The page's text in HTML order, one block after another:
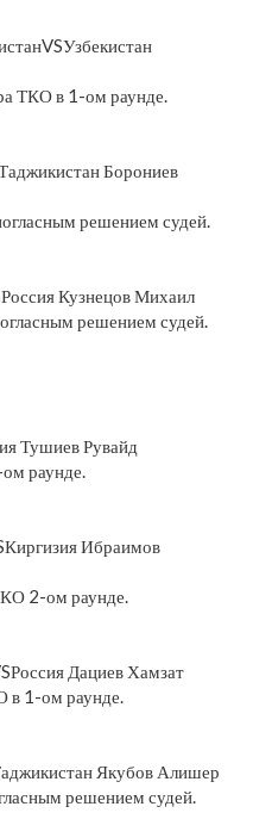
ТКО в 1-ом раунде.
Борониев
решением судей.
Кузнецов Михаил
решением судей.
Тушиев Рувайд
раунде.
Ибраимов
2-ом раунде.
Дациев Хамзат
в 1-ом раунде.
Якубов Алишер
решением судей.